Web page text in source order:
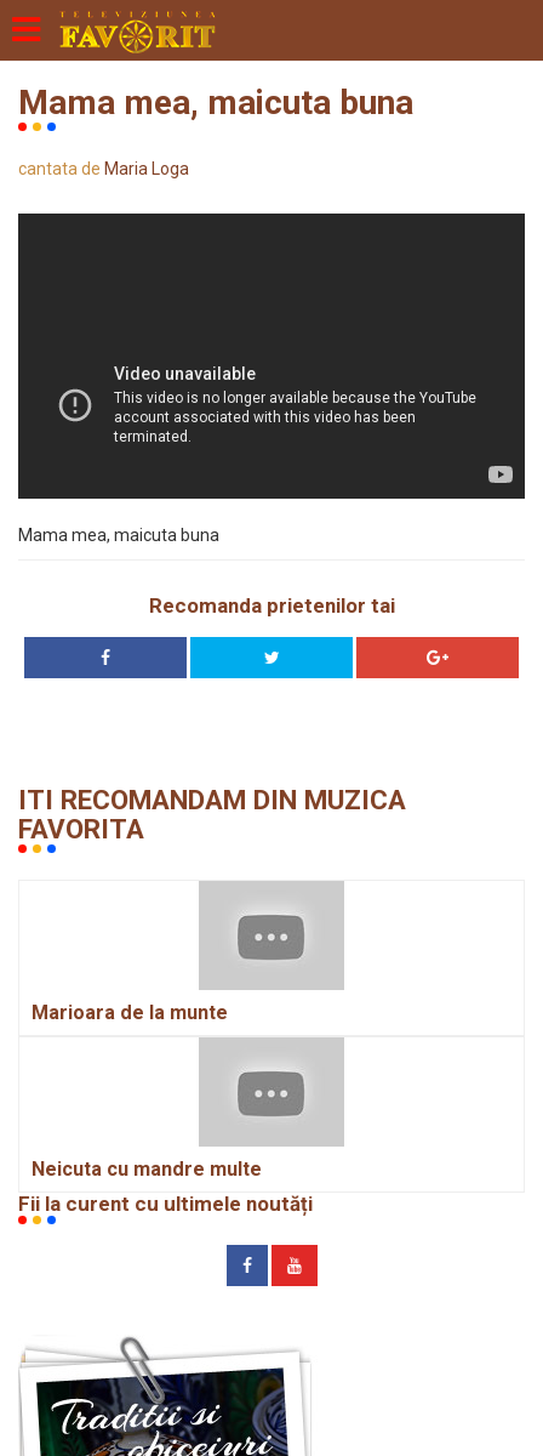
Mama mea, maicuta buna
cantata de Maria Loga
Mama mea, maicuta buna
Recomanda prietenilor tai
ITI RECOMANDAM DIN MUZICA
FAVORITA
Marioara de la munte
Neicuta cu mandre multe
Fii la curent cu ultimele noutăți